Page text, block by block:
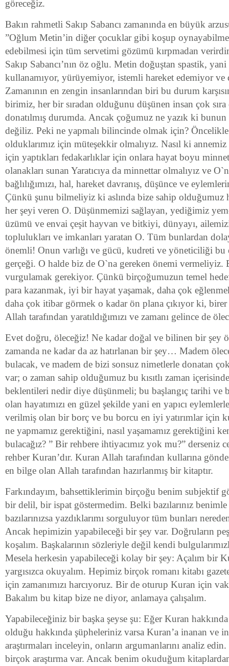
göreceğiz.
Bakın rahmetli Sakıp Sabancı zamanında en büyük
”Oğlum Metin’in diğer çocuklar gibi koşup
edebilmesi için tüm servetimi gözümü kırpmadan
Sakıp Sabancı’nın öz oğlu. Metin doğuştan spastik,
kullanamıyor, yürüyemiyor, istemli hareket edemiyor ve
Zamanının en zengin insanlarından biri bu durum
birimiz, her bir sıradan olduğunu düşünen insan çok sıra
donatılmış durumda. Ancak çoğumuz ne yazık ki
değiliz. Peki ne yapmalı bilincinde olmak için?
olduklarımız için müteşekkir olmalıyız. Nasıl ki annemiz
için yaptıkları fedakarlıklar için onlara hayat boyu
olanakları sunan Yaratıcıya da minnettar olmalıyız ve
bağlılığımızı, hal, hareket davranış, düşünce ve
Çünkü şunu bilmeliyiz ki aslında bize sahip olduğumuz
her şeyi veren O. Düşünmemizi sağlayan, yediğimiz
üzümü ve envai çeşit hayvan ve bitkiyi, dünyayı,
toplulukları ve imkanları yaratan O. Tüm bunlardan
önemli! Onun varlığı ve gücü, kudreti ve yöneticiliği
gerçeği. O halde biz de O`na gereken önemi vermeliyiz.
vurgulamak gerekiyor. Çünkü birçoğumuzun temel
para kazanmak, iyi bir hayat yaşamak, daha çok
daha çok itibar görmek o kadar ön plana çıkıyor ki,
Allah tarafından yaratıldığımızı ve zamanı gelince de
Evet doğru, öleceğiz! Ne kadar doğal ve bilinen bir şey
zamanda ne kadar da az hatırlanan bir şey… Madem
bulacak, ve madem de bizi sonsuz nimetlerle donatan çok
var; o zaman sahip olduğumuz bu kısıtlı zaman içerisinde
beklentileri nedir diye düşünmeli; bu başlangıç tarihi ve
olan hayatımızı en güzel şekilde yani en yapıcı
verilmiş olan bir borç ve bu borcu en iyi yatırımlar için
ne yapmamız gerektiğini, nasıl yaşamamız gerektiğini
bulacağız? ” Bir rehbere ihtiyacımız yok mu?” derseniz
rehber Kuran’dır. Kuran Allah tarafından kullarına
en bilge olan Allah tarafından hazırlanmış bir kitaptır.
Farkındayım, bahsettiklerimin birçoğu benim subjektif
bir delil, bir ispat göstermedim. Belki bazılarınız
bazılarınızsa yazdıklarımı sorguluyor tüm bunları
Ancak hepimizin yapabileceği bir şey var. Doğruların
koşalım. Başkalarının sözleriyle değil kendi
Mesela herkesin yapabileceği kolay bir şey: Açalım bir
yargısızca okuyalım. Hepimiz birçok romanı kitabı
için zamanımızı harcıyoruz. Bir de oturup Kuran için
Bakalım bu kitap bize ne diyor, anlamaya çalışalım.
Yapabileceğiniz bir başka şeyse şu: Eğer Kuran
olduğu hakkında şüpheleriniz varsa Kuran’a inanan ve
araştırmaları inceleyin, onların argumanlarını analiz
birçok araştırma var. Ancak benim okuduğum